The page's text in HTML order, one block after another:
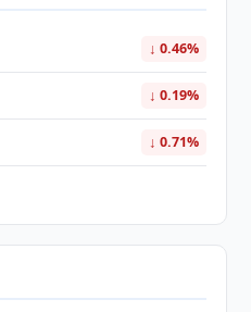
↓ 0.46%
↓ 0.19%
↓ 0.71%